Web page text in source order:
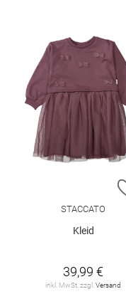
STACCATO
Kleid
39,99 €
inkl. MwSt. zzgl. Versand